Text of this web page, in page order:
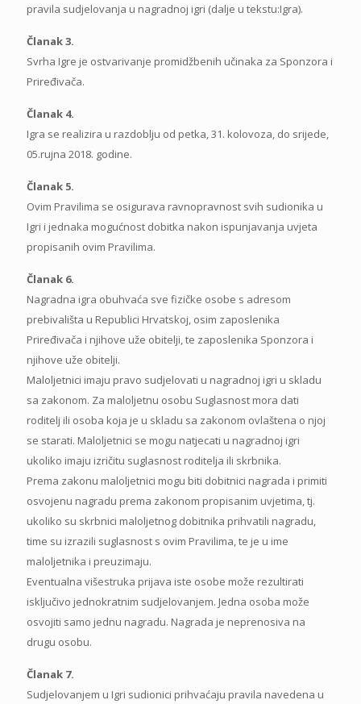
pravila sudjelovanja u nagradnoj igri (dalje u tekstu:Igra).
Članak 3.
Svrha Igre je ostvarivanje promidžbenih učinaka za Sponzora i
Priređivača.
Članak 4.
Igra se realizira u razdoblju od petka, 31. kolovoza, do srijede,
05.rujna 2018. godine.
Članak 5.
Ovim Pravilima se osigurava ravnopravnost svih sudionika u
Igri i jednaka mogućnost dobitka nakon ispunjavanja uvjeta
propisanih ovim Pravilima.
Članak 6.
Nagradna igra obuhvaća sve fizičke osobe s adresom
prebivališta u Republici Hrvatskoj, osim zaposlenika
Priređivača i njihove uže obitelji, te zaposlenika Sponzora i
njihove uže obitelji.
Maloljetnici imaju pravo sudjelovati u nagradnoj igri u skladu
sa zakonom. Za maloljetnu osobu Suglasnost mora dati
roditelj ili osoba koja je u skladu sa zakonom ovlaštena o njoj
se starati. Maloljetnici se mogu natjecati u nagradnoj igri
ukoliko imaju izričitu suglasnost roditelja ili skrbnika.
Prema zakonu maloljetnici mogu biti dobitnici nagrada i primiti
osvojenu nagradu prema zakonom propisanim uvjetima, tj.
ukoliko su skrbnici maloljetnog dobitnika prihvatili nagradu,
time su izrazili suglasnost s ovim Pravilima, te je u ime
maloljetnika i preuzimaju.
Eventualna višestruka prijava iste osobe može rezultirati
isključivo jednokratnim sudjelovanjem. Jedna osoba može
osvojiti samo jednu nagradu. Nagrada je neprenosiva na
drugu osobu.
Članak 7.
Sudjelovanjem u Igri sudionici prihvaćaju pravila navedena u